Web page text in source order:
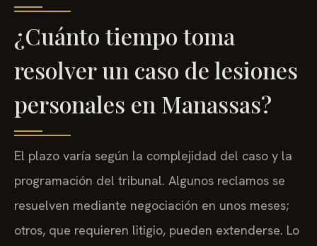
¿Cuánto tiempo toma
resolver un caso de lesiones
personales en Manassas?
El plazo varía según la complejidad del caso y la
programación del tribunal. Algunos reclamos se
resuelven mediante negociación en unos meses;
otros, que requieren litigio, pueden extenderse. Lo